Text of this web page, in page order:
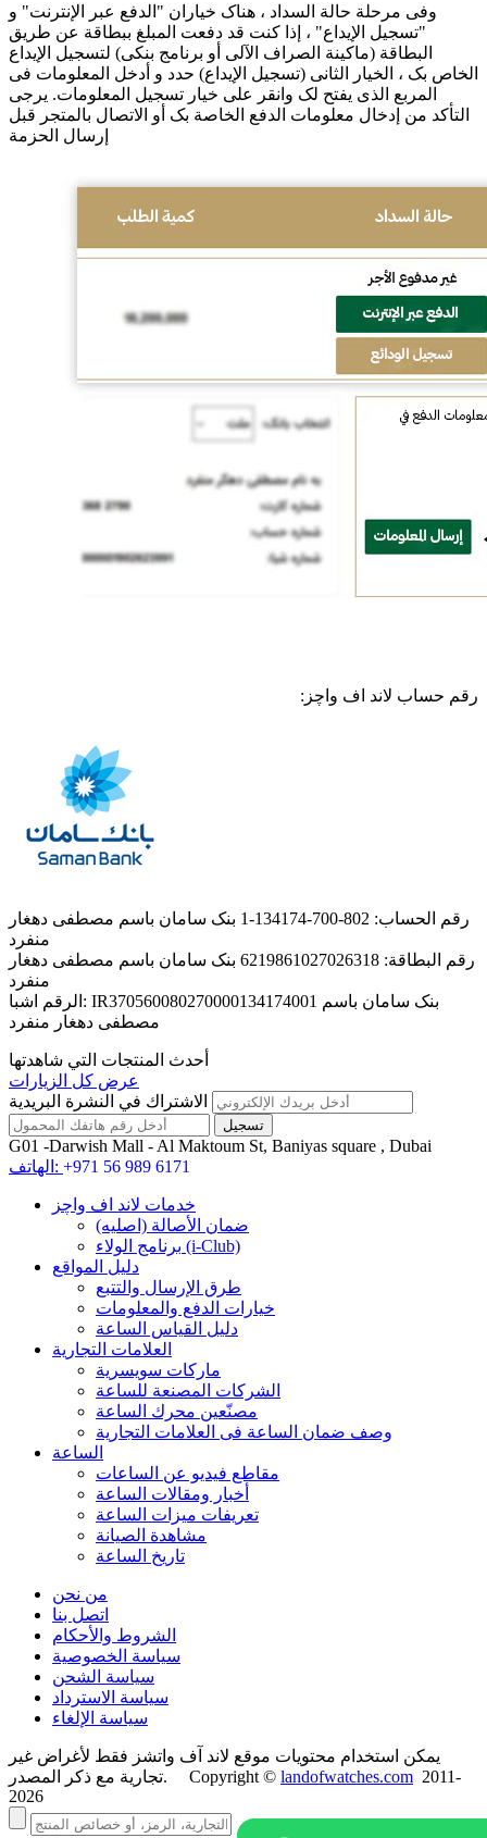
وفی مرحلة حالة السداد ، هناک خیاران "الدفع عبر الإنترنت" و
"تسجیل الإیداع" ، إذا کنت قد دفعت المبلغ ببطاقة عن طریق
البطاقة (ماکینة الصراف الآلی أو برنامج بنکی) لتسجیل الإیداع
الخاص بک ، الخیار الثانی (تسجیل الإیداع) حدد و أدخل المعلومات فی
المربع الذی یفتح لک وانقر على خیار تسجیل المعلومات. یرجى
التأکد من إدخال معلومات الدفع الخاصة بک أو الاتصال بالمتجر قبل
إرسال الحزمة
رقم حساب لاند اف واچز:
رقم الحساب: 802-700-134174-1 بنک سامان باسم مصطفى دهغار
منفرد
رقم البطاقة: 6219861027026318 بنک سامان باسم مصطفى دهغار
منفرد
الرقم اشبا: IR370560080270000134174001 بنک سامان باسم
مصطفى دهغار منفرد
أحدث المنتجات التي شاهدتها
عرض كل الزيارات
الاشتراك في النشرة البريدية
G01 -Darwish Mall - Al Maktoum St, Baniyas square , Dubai
الهاتف: +971 56 989 6171
خدمات لاند اف واچز
ضمان الأصالة (اصلیه)
برنامج الولاء (i-Club)
دليل المواقع
طرق الإرسال والتتبع
خيارات الدفع والمعلومات
دليل القياس الساعة
العلامات التجارية
ماركات سويسرية
الشركات المصنعة للساعة
مصنّعين محرك الساعة
وصف ضمان الساعة فی العلامات التجارية
الساعة
مقاطع فيديو عن الساعات
أخبار ومقالات الساعة
تعريفات ميزات الساعة
مشاهدة الصيانة
تاريخ الساعة
من نحن
اتصل بنا
الشروط والأحكام
سياسة الخصوصية
سياسة الشحن
سياسة الاسترداد
سياسة الإلغاء
يمكن استخدام محتويات موقع لاند آف واتشز فقط لأغراض غير
تجارية مع ذكر المصدر. Copyright © landofwatches.com 2011-
2026